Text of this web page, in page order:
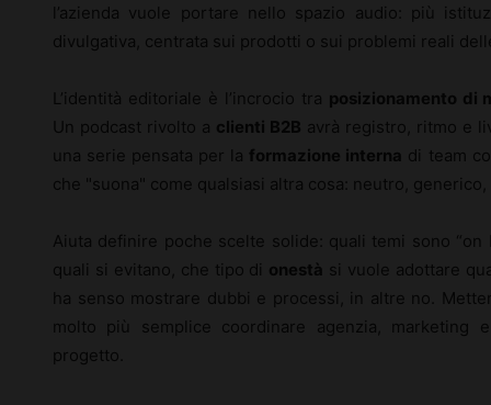
l’azienda vuole portare nello spazio audio: più
divulgativa, centrata sui prodotti o sui problemi reali
L’identità editoriale è l’incrocio tra posizionamento di
Un podcast rivolto a clienti B2B avrà registro, ritmo e
una serie pensata per la formazione interna di team
che "suona" come qualsiasi altra cosa: neutro, generico,
Aiuta definire poche scelte solide: quali temi sono
quali si evitano, che tipo di onestà si vuole adottare
ha senso mostrare dubbi e processi, in altre no.
molto più semplice coordinare agenzia,
progetto.